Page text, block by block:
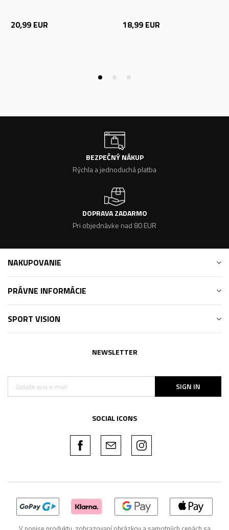
20,99 EUR 18,99 EUR
BEZPEČNÝ NÁKUP
Rýchla a jednoduchá platba
DOPRAVA ZADARMO
Pri objednávke nad 80 EUR
NAKUPOVANIE
PRÁVNE INFORMÁCIE
SPORT VISION
NEWSLETTER
SIGN IN
SOCIAL ICONS